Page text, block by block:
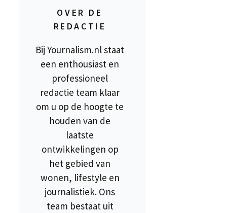
OVER DE
REDACTIE
Bij Yournalism.nl staat
een enthousiast en
professioneel
redactie team klaar
om u op de hoogte te
houden van de
laatste
ontwikkelingen op
het gebied van
wonen, lifestyle en
journalistiek. Ons
team bestaat uit